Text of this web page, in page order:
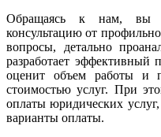
Обращаясь к нам, вы
консультацию от
вопросы, детально
разработает эффективный
оценит объем работы и
стоимостью услуг. При
оплаты юридических
варианты оплаты.